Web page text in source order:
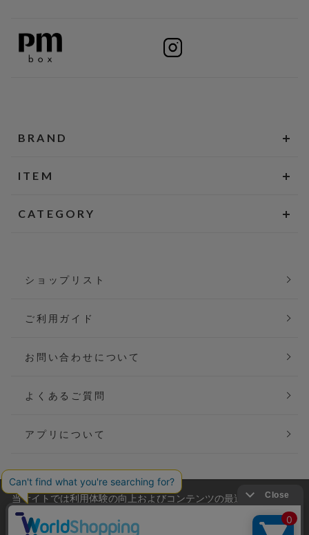
BRAND
ITEM
CATEGORY
ショップリスト
ご利用ガイド
お問い合わせについて
よくあるご質問
アプリについて
会社概要
ご利用規約
当サイトでは利用体験の向上およびコンテンツの最適な提供、ト
ラフィックの分析を目的としてCookieを使用しています。
サイトの閲覧を継続された場合、Cookieの利用に同意したことも